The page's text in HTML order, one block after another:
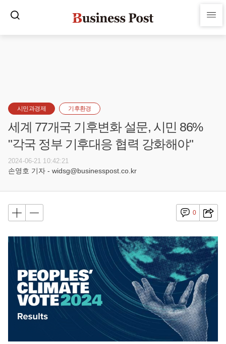
시민과경제 기후환경
세계 77개국 기후변화 설문, 시민 86%
"각국 정부 기후대응 협력 강화해야"
2024-06-21 10:42:21
손영호 기자 - widsg@businesspost.co.kr
0